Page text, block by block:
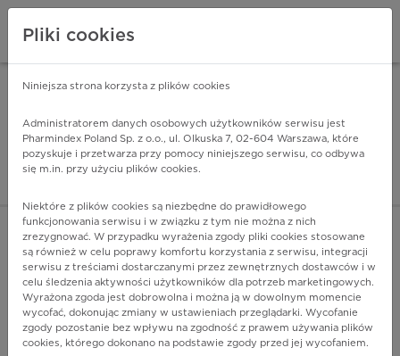
Pharmindex - lider
ZALOGUJ SIĘ
POKAŻ FILTRY
Pharmindex
Pliki cookies
Niniejsza strona korzysta z plików cookies
Administratorem danych osobowych użytkowników serwisu jest
Pharmindex Poland Sp. z o.o., ul. Olkuska 7, 02-604 Warszawa, które
pozyskuje i przetwarza przy pomocy niniejszego serwisu, co odbywa
się m.in. przy użyciu plików cookies.
Niektóre z plików cookies są niezbędne do prawidłowego
funkcjonowania serwisu i w związku z tym nie można z nich
zrezygnować. W przypadku wyrażenia zgody pliki cookies stosowane
są również w celu poprawy komfortu korzystania z serwisu, integracji
serwisu z treściami dostarczanymi przez zewnętrznych dostawców i w
celu śledzenia aktywności użytkowników dla potrzeb marketingowych.
Wyrażona zgoda jest dobrowolna i można ją w dowolnym momencie
wycofać, dokonując zmiany w ustawieniach przeglądarki. Wycofanie
zgody pozostanie bez wpływu na zgodność z prawem używania plików
cookies, którego dokonano na podstawie zgody przed jej wycofaniem.
ZA DARMO - w Google Play INSTALUJ